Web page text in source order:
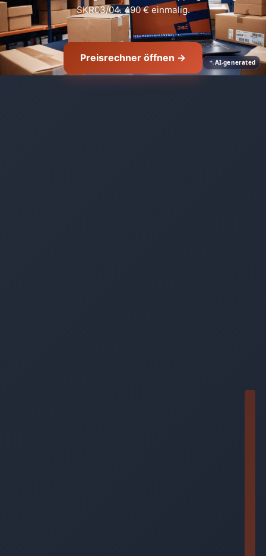
AI-generated
SKR03/04. 490 € einmalig.
Preisrechner öffnen →